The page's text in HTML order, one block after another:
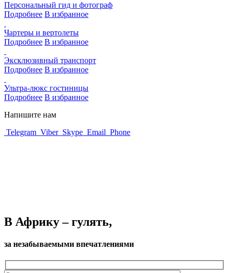
Персональный гид и фотограф
Подробнее В избранное
Чартеры и вертолеты
Подробнее В избранное
Эксклюзивный транспорт
Подробнее В избранное
Ультра-люкс гостиницы
Подробнее В избранное
Напишите нам
Telegram Viber Skype Email Phone
В Африку – гулять,
за незабываемыми впечатлениями